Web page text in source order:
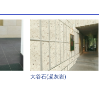
大谷石(凝灰岩)